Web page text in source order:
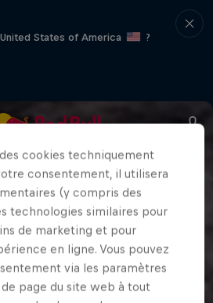
States of America
?
cookies techniquement
consentement, il utilisera
(y compris des
technologies similaires pour
de marketing et pour
en ligne. Vous pouvez
via les paramètres
page du site web à tout